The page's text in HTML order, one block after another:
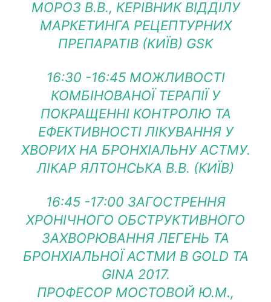
МОРОЗ В.В., КЕРІВНИК ВІДДІЛУ
МАРКЕТИНГА РЕЦЕПТУРНИХ
ПРЕПАРАТІВ (КИЇВ) GSK
16:30 -16:45 МОЖЛИВОСТІ
КОМБІНОВАНОЇ ТЕРАПІЇ У
ПОКРАЩЕННІ КОНТРОЛЮ ТА
ЕФЕКТИВНОСТІ ЛІКУВАННЯ У
ХВОРИХ НА БРОНХІАЛЬНУ АСТМУ.
ЛІКАР ЯЛТОНСЬКА В.В. (КИЇВ)
16:45 -17:00 ЗАГОСТРЕННЯ
ХРОНІЧНОГО ОБСТРУКТИВНОГО
ЗАХВОРЮВАННЯ ЛЕГЕНЬ ТА
БРОНХІАЛЬНОЇ АСТМИ В GOLD ТА
GINA 2017.
ПРОФЕСОР МОСТОВОЙ Ю.М.,